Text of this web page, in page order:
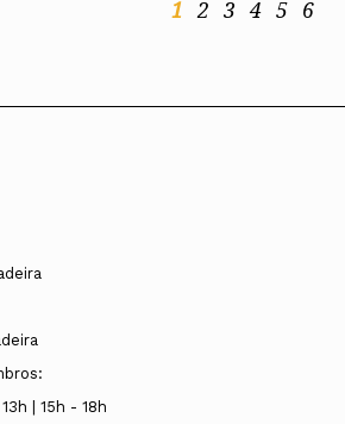
1 2 3 4 5 6
| 15h - 18h